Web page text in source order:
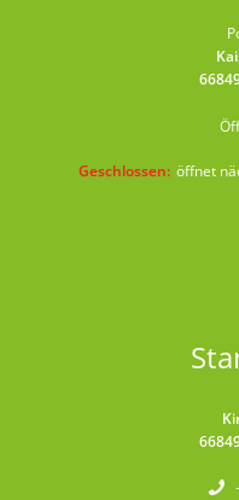
Klicken, um weitere
Geschlossen: öffnet